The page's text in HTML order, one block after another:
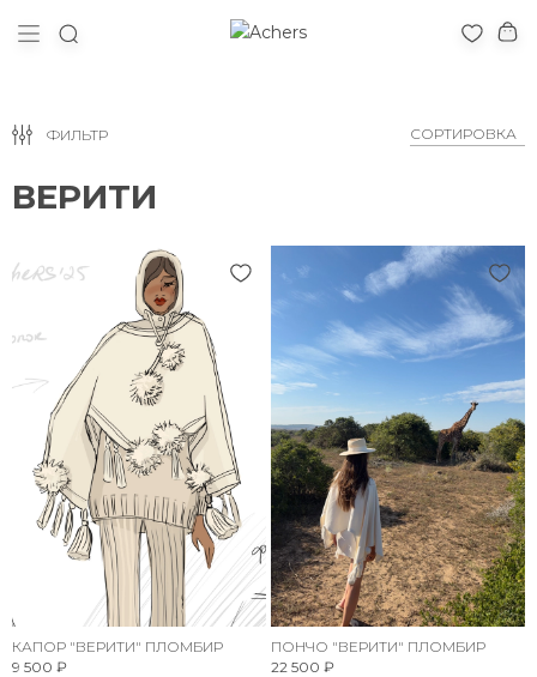
ФИЛЬТР
ВЕРИТИ
КАПОР "ВЕРИТИ" ПЛОМБИР
9 500 ₽
ПОНЧО "ВЕРИТИ" ПЛОМБИР
22 500 ₽